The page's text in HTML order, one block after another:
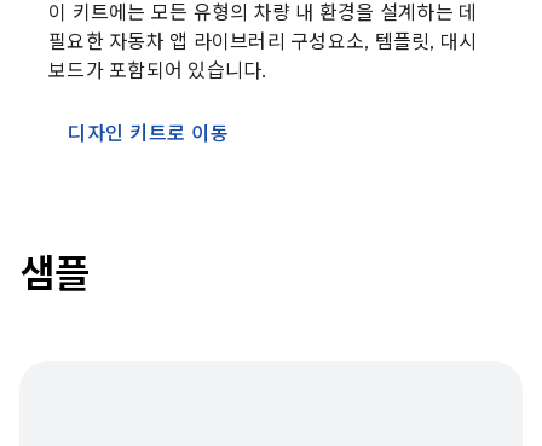
이 키트에는 모든 유형의 차량 내 환경을 설계하는 데
필요한 자동차 앱 라이브러리 구성요소, 템플릿, 대시
보드가 포함되어 있습니다.
디자인 키트로 이동
샘플